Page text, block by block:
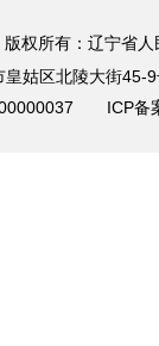
版权所有：辽宁省
皇姑区北陵大街
ICP备